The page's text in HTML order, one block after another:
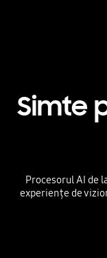
Simte
Procesorul AI de
experiențe de